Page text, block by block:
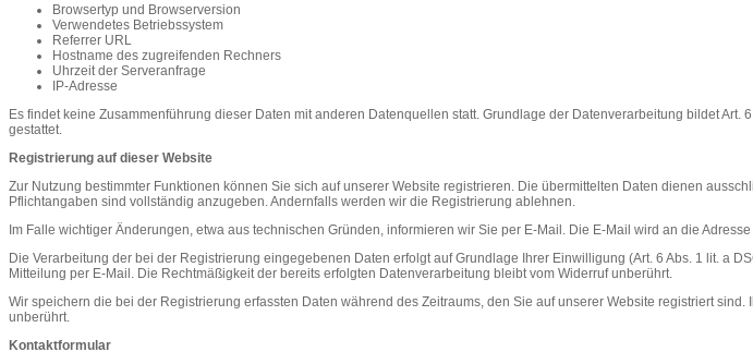
Browsertyp und Browserversion
Verwendetes Betriebssystem
Referrer URL
Hostname des zugreifenden Rechners
Uhrzeit der Serveranfrage
IP-Adresse
Es findet keine Zusammenführung dieser Daten mit anderen Datenquellen statt. Grundlage der Datenverarbeitung bildet
gestattet.
Registrierung auf dieser Website
Zur Nutzung bestimmter Funktionen können Sie sich auf unserer Website registrieren. Die übermittelten Daten dienen
Pflichtangaben sind vollständig anzugeben. Andernfalls werden wir die Registrierung ablehnen.
Im Falle wichtiger Änderungen, etwa aus technischen Gründen, informieren wir Sie per E-Mail. Die E-Mail wird an die
Die Verarbeitung der bei der Registrierung eingegebenen Daten erfolgt auf Grundlage Ihrer Einwilligung (Art. 6 Abs. 1 lit. a
Mitteilung per E-Mail. Die Rechtmäßigkeit der bereits erfolgten Datenverarbeitung bleibt vom Widerruf unberührt.
Wir speichern die bei der Registrierung erfassten Daten während des Zeitraums, den Sie auf unserer Website registriert
unberührt.
Kontaktformular